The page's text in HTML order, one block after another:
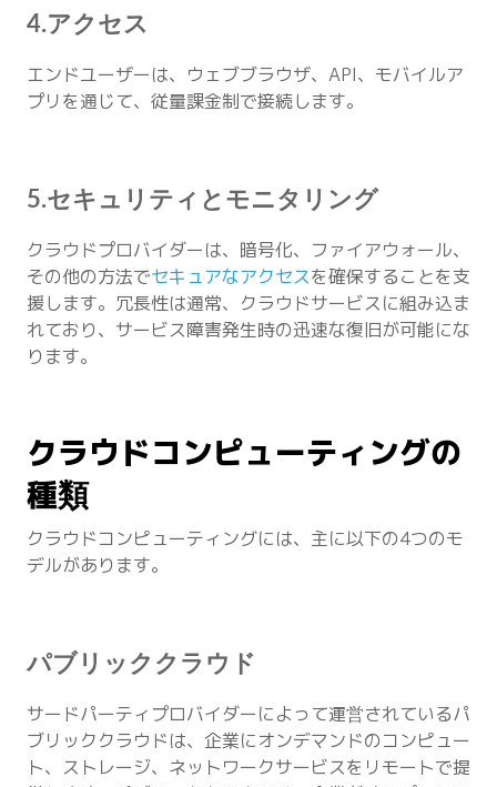
4.アクセス
エンドユーザーは、ウェブブラウザ、API、モバイルア
プリを通じて、従量課金制で接続します。
5.セキュリティとモニタリング
クラウドプロバイダーは、暗号化、ファイアウォール、
その他の方法でセキュアなアクセスを確保することを支
援します。冗長性は通常、クラウドサービスに組み込ま
れており、サービス障害発生時の迅速な復旧が可能にな
ります。
クラウドコンピューティングの
種類
クラウドコンピューティングには、主に以下の4つのモ
デルがあります。
パブリッククラウド
サードパーティプロバイダーによって運営されているパ
ブリッククラウドは、企業にオンデマンドのコンピュー
ト、ストレージ、ネットワークサービスをリモートで提